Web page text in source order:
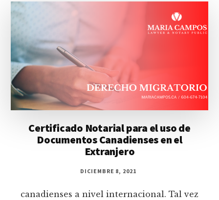
Certificado Notarial para el uso de
Documentos Canadienses en el
Extranjero
DICIEMBRE 8, 2021
canadienses a nivel internacional. Tal vez